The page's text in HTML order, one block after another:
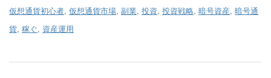
仮想通貨初心者, 仮想通貨市場, 副業, 投資, 投資戦略, 暗号資産, 暗号通
貨, 稼ぐ, 資産運用